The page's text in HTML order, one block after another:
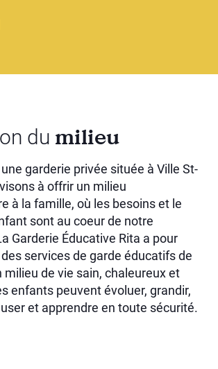
du milieu
garderie privée située à Ville St-
à offrir un milieu
à la famille, où les besoins et le
sont au coeur de notre
Garderie Éducative Rita a pour
services de garde éducatifs de
milieu de vie sain, chaleureux et
enfants peuvent évoluer, grandir,
et apprendre en toute sécurité.